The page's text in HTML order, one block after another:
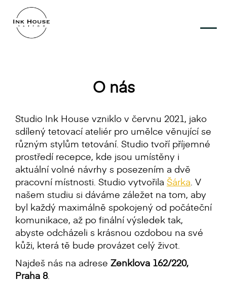
O nás
Studio Ink House vzniklo v červnu 2021, jako
sdílený tetovací ateliér pro umělce věnující se
různým stylům tetování. Studio tvoří příjemné
prostředí recepce, kde jsou umístěny i
aktuální volné návrhy s posezením a dvě
pracovní místnosti. Studio vytvořila Šárka. V
našem studiu si dáváme záležet na tom, aby
byl každý maximálně spokojený od počáteční
komunikace, až po finální výsledek tak,
abyste odcházeli s krásnou ozdobou na své
kůži, která tě bude provázet celý život.
Najdeš nás na adrese Zenklova 162/220,
Praha 8.